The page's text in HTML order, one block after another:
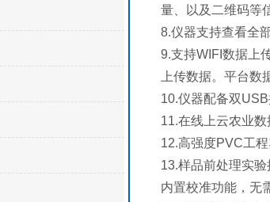
量、以及二维码等
8.仪器支持查看全
9.支持WIFI数据上
上传数据。平台数
10.仪器配备双
11.在线上云农业
12.高强度PVC工
13.样品前处理实
内置校准功能，无